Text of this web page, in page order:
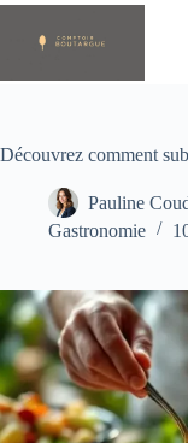
Passer
contenu
Découvrez comment
Pauline
Gastronomie